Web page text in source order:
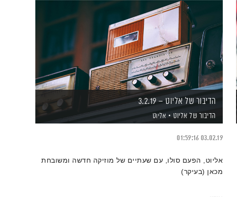
הדיבור של אליוט – 3.2.19
הדיבור של אליוט אליוט
03.02.19
01:59:16
אליוט, הפעם סולו, עם שעתיים של מוזיקה חדשה ומשובחת
מכאן (בעיקר)